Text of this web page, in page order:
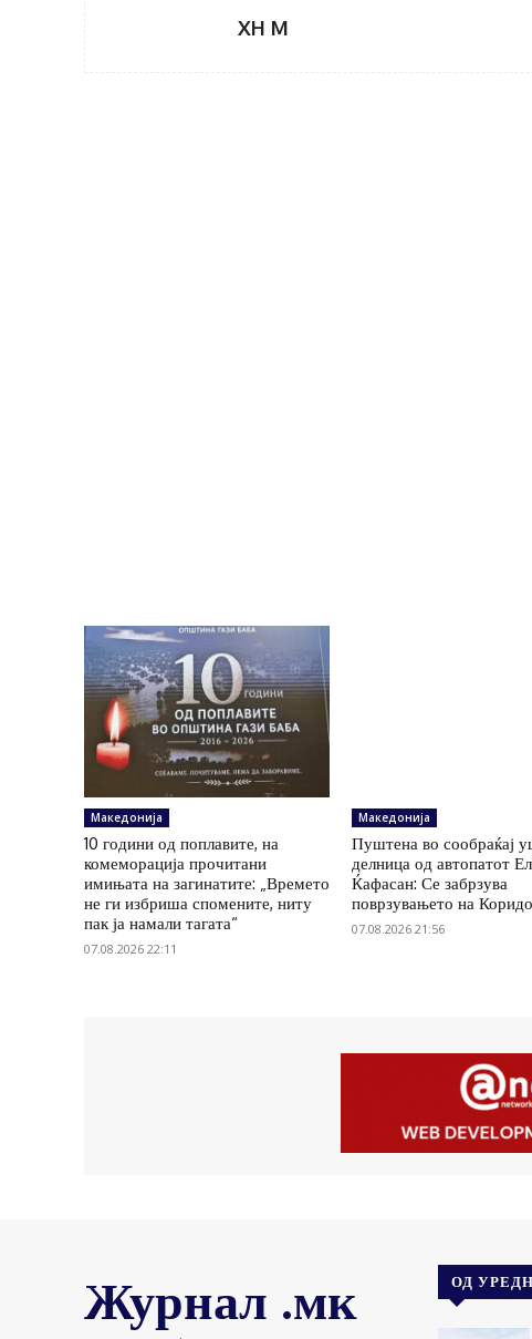
XH M
Македонија
10 години од поплавите, на
комеморација прочитани
имињата на загинатите: „Времето
не ги избриша спомените, ниту
пак ја намали тагата“
07.08.2026 22:11
Македонија
Пуштена во сообраќај
делница од автопатот
Ќафасан: Се забрзува
поврзувањето на
07.08.2026 21:56
Журнал .мк ОД